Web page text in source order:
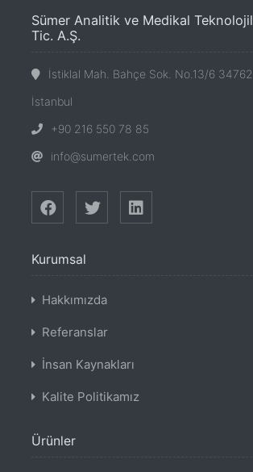
Sümer Analitik ve Medikal
Tic. A.Ş.
İstiklal Mah. Bahçe Sok. No.13/6
İstanbul
+90 216 550 78 85
info@sumertek.com
Kurumsal
Hakkımızda
Referanslar
İnsan Kaynakları
Kalite Politikamız
Ürünler